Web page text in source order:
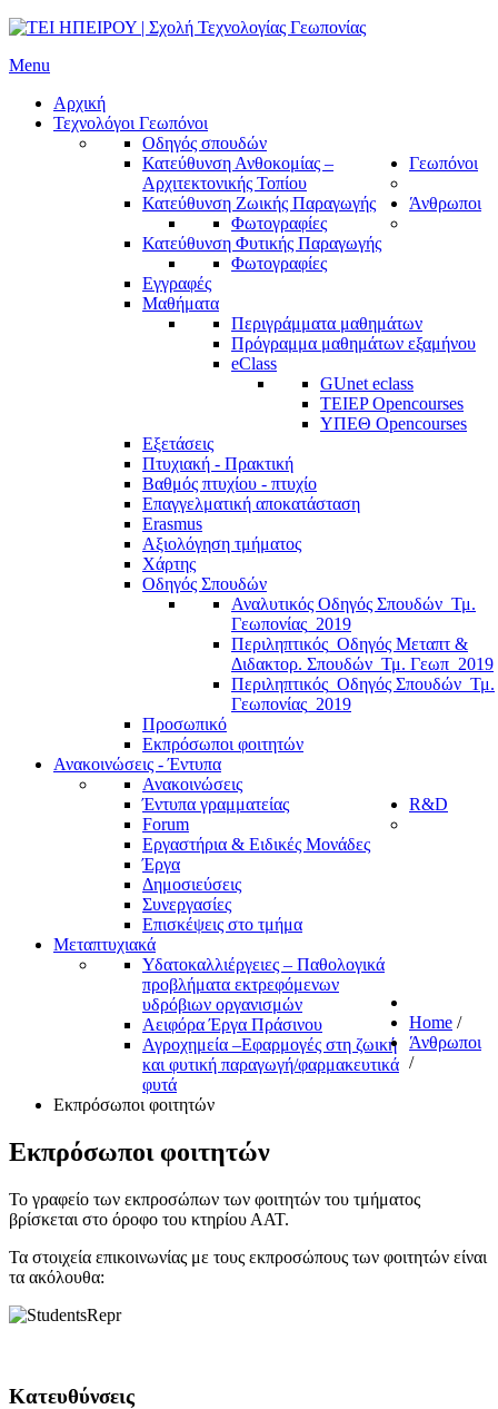
Menu
Αρχική
Τεχνολόγοι Γεωπόνοι
Οδηγός σπουδών
Κατεύθυνση Ανθοκομίας –
Αρχιτεκτονικής Τοπίου
Κατεύθυνση Ζωικής Παραγωγής
Φωτογραφίες
Κατεύθυνση Φυτικής Παραγωγής
Φωτογραφίες
Εγγραφές
Μαθήματα
Περιγράμματα μαθημάτων
Πρόγραμμα μαθημάτων εξαμήνου
eClass
GUnet eclass
TEIEP Opencourses
ΥΠΕΘ Opencourses
Εξετάσεις
Πτυχιακή - Πρακτική
Βαθμός πτυχίου - πτυχίο
Επαγγελματική αποκατάσταση
Erasmus
Αξιολόγηση τμήματος
Χάρτης
Γεωπόνοι
Οδηγός Σπουδών
Αναλυτικός Οδηγός Σπουδών_Τμ.
Γεωπονίας_2019
Περιληπτικός_Οδηγός Μεταπτ &
Διδακτορ. Σπουδών_Τμ. Γεωπ_2019
Περιληπτικός_Οδηγός Σπουδών_Τμ.
Γεωπονίας_2019
Άνθρωποι
Προσωπικό
Εκπρόσωποι φοιτητών
Ανακοινώσεις - Έντυπα
Ανακοινώσεις
Έντυπα γραμματείας
Forum
R&D
Εργαστήρια & Ειδικές Μονάδες
Έργα
Δημοσιεύσεις
Συνεργασίες
Επισκέψεις στο τμήμα
Μεταπτυχιακά
Υδατοκαλλιέργειες – Παθολογικά
προβλήματα εκτρεφόμενων
υδρόβιων οργανισμών
Αειφόρα Έργα Πράσινου
Αγροχημεία –Εφαρμογές στη ζωική
και φυτική παραγωγή/φαρμακευτικά
φυτά
Home /
Άνθρωποι
/
Εκπρόσωποι φοιτητών
Εκπρόσωποι φοιτητών
Το γραφείο των εκπροσώπων των φοιτητών του τμήματος
βρίσκεται στο όροφο του κτηρίου ΑΑΤ.
Τα στοιχεία επικοινωνίας με τους εκπροσώπους των φοιτητών είναι
τα ακόλουθα:
Κατευθύνσεις